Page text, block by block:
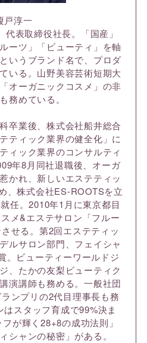
戸淳一
表取締役社長。「国産」
ーツ」「ビューティ」を軸
いうブランド名で、プロダ
いる。山野美容芸術短期大
オーガニックコスメ」の非
務めている。
卒業後、株式会社船井総合
ティック業界の健全化」に
ィック業界のコンサルティ
年8月同社退職後、オーガ
かれ、新しいエステティッ
、株式会社ES-ROOTSを立
任。2010年1月に東京都目
メ&エステサロン「フルー
せる。第2回エステティッ
ルサロン部門、フェイシャ
。ビューティーワールドジ
、たかの友梨ビューティク
演講師も務める。一般社団
ンプリの2代目理事長も務
スタッフ育成で99%決ま
が輝く28+8の成功法則」
シャンの秘密」がある。